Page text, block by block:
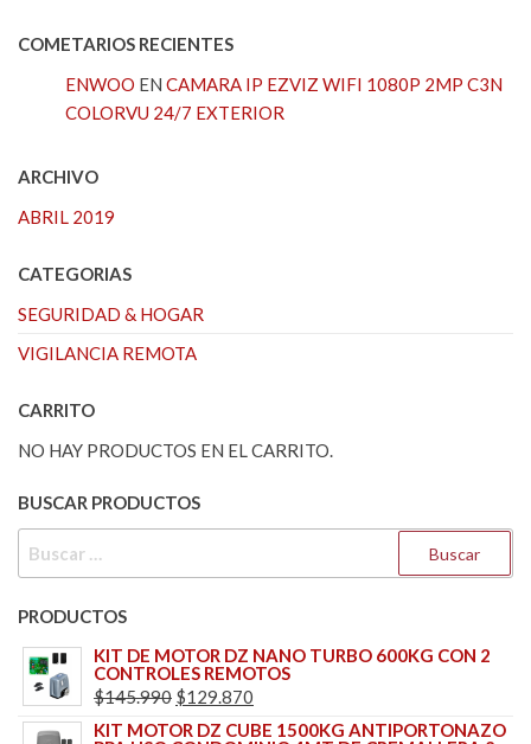
COMETARIOS RECIENTES
ENWOO EN CAMARA IP EZVIZ WIFI 1080P 2MP C3N
COLORVU 24/7 EXTERIOR
ARCHIVO
ABRIL 2019
CATEGORIAS
SEGURIDAD & HOGAR
VIGILANCIA REMOTA
CARRITO
NO HAY PRODUCTOS EN EL CARRITO.
BUSCAR PRODUCTOS
PRODUCTOS
KIT DE MOTOR DZ NANO TURBO 600KG CON 2
CONTROLES REMOTOS
$145.990 EL
PRECIO
$129.870
PRECIO
KIT MOTOR DZ CUBE 1500KG ANTIPORTONAZO